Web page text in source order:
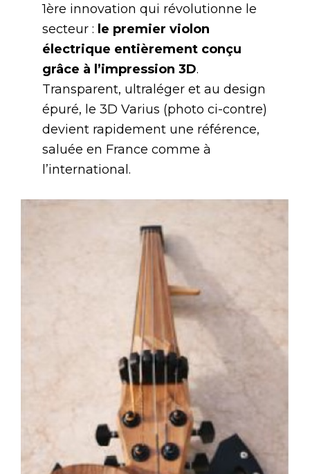
1ère innovation qui révolutionne le
secteur : le premier violon
électrique entièrement conçu
grâce à l’impression 3D.
Transparent, ultraléger et au design
épuré, le 3D Varius (photo ci-contre)
devient rapidement une référence,
saluée en France comme à
l’international.